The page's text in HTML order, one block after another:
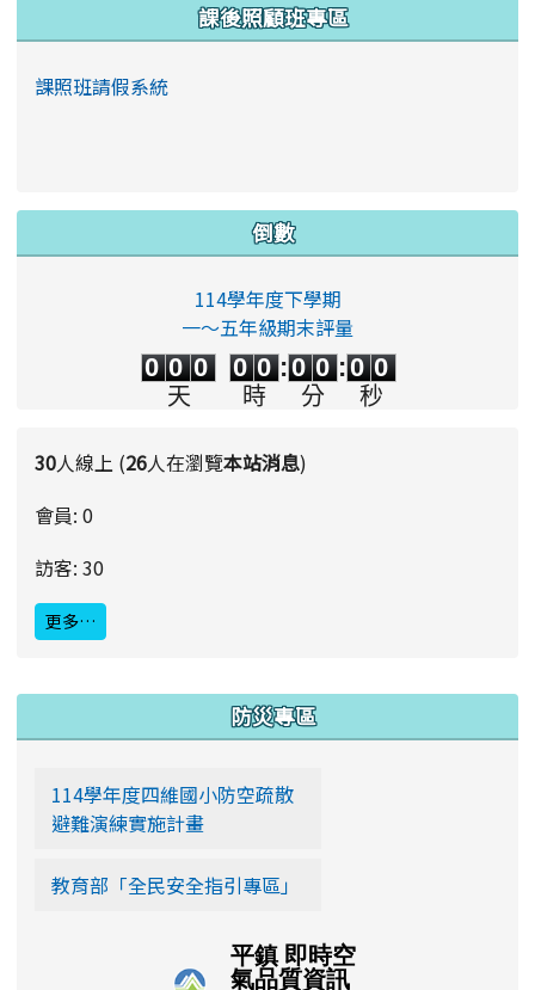
課後照顧班專區
課照班請假系統
倒數
114學年度下學期
一～五年級期末評量
0 0
0
0
天
0
0
0
0
時
:
0
0
0
0
分
:
0
0 0
秒
30人線上 (26人在瀏覽本站消息)
會員: 0
訪客: 30
更多…
::: 防災專區
114學年度四維國小防空疏散
避難演練實施計畫
教育部「全民安全指引專區」